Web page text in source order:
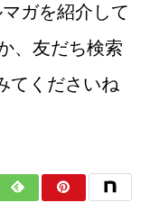
ガを紹介して
、友だち検索
てくださいね